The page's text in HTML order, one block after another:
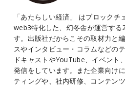
「あたらしい経済」 はブロック
web3特化した、幻冬舎が運営す
す。出版社だからこその取材力と
スやインタビュー・コラムなどの
ドキャストやYouTube、イベント
発信をしています。また企業向け
ティングや、社内研修、コンテン